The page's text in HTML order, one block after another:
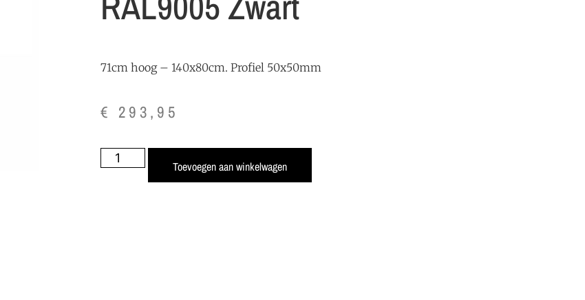
71cm hoog – 140x80cm. Profiel 50x50mm
€ 293,95
Toevoegen aan winkelwagen